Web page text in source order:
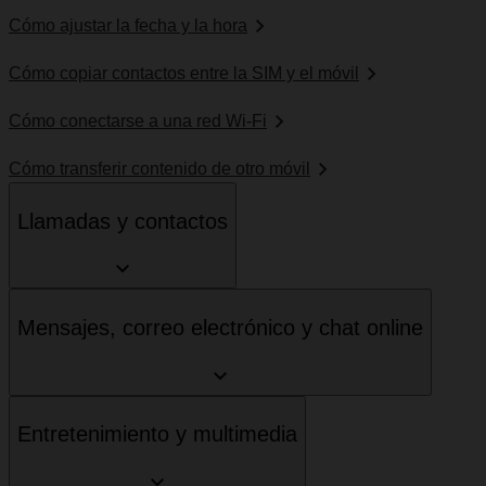
Cómo ajustar la fecha y la hora
Cómo copiar contactos entre la SIM y el móvil
Cómo conectarse a una red Wi-Fi
Cómo transferir contenido de otro móvil
Llamadas y contactos
Mensajes, correo electrónico y chat online
Entretenimiento y multimedia